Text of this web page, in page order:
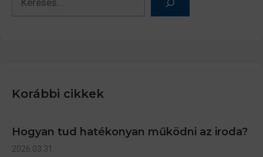
Korábbi cikkek
Hogyan tud hatékonyan működni az iroda?
2026.03.31.